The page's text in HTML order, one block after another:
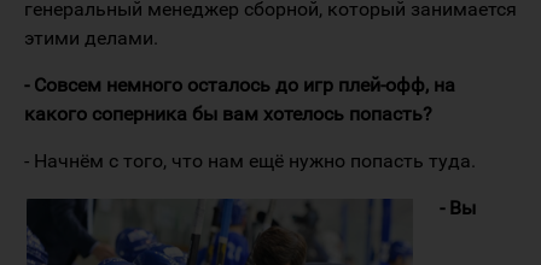
генеральный менеджер сборной, который занимается
этими делами.
- Совсем немного осталось до игр плей-офф, на
какого соперника бы вам хотелось попасть?
- Начнём с того, что нам ещё нужно попасть туда.
- Вы